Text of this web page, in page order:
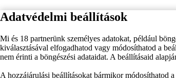
Adatvédelmi beállítások
Mi és 18 partnerünk személyes adatokat, például
kiválasztásával elfogadhatod vagy módosíthatod a
nem érinti a böngészési adataidat. A beállításaid
A hozzájárulási beállításokat bármikor módosíthatod